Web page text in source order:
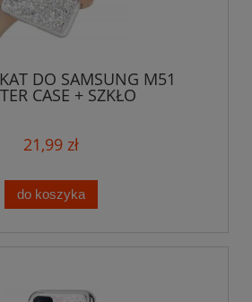
DO SAMSUNG M51
CASE + SZKŁO
21,99 zł
do koszyka